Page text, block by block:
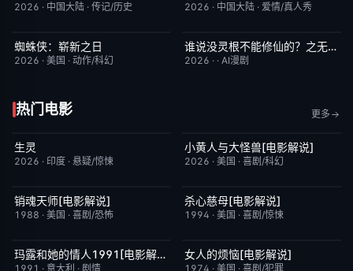
2026 · 中国大陆 · 传记/历史 2026 · 中国大陆 · 爱情/真人秀
TC中字
蜘蛛侠：崭新之日
2026 · 美国 · 动作/科幻
完结 5.0谁说没灵根不能修仙的？之无灵证道第五季
2026 · · AI漫剧
热门电影 更多
昨日更新
生灵
2026 · 印度 · 悬疑/惊悚
已完结
小黄人与大怪兽[电影解说]
2026 · 美国 · 喜剧/科幻
已完结
销魂天师[电影解说]
1988 · 美国 · 喜剧/恐怖
已完结
杀心慈母[电影解说]
1994 · 美国 · 喜剧/惊悚
已完结 6.1玛露和她的情人1991[电影解说]
1991 · 意大利 · 剧情
已完结
女人的烦恼[电影解说]
1974 · 美国 · 喜剧/犯罪